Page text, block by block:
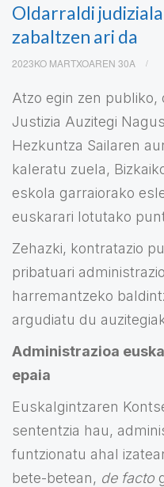
Oldarraldi
zabaltzen ari da
2023KO MARTXOAREN 30A
Atzo egin zen publiko,
Justizia Auzitegi
Hezkuntza Sailaren
kaleratu zuela,
eskola garraiorako
euskarari lotutako
Zehazki, kontratazio
pribatuari
harremantzeko
argudiatu du
Administrazioa
epaia
Euskalgintzaren
sententzia hau,
funtzionatu ahal
bete-betean, de facto